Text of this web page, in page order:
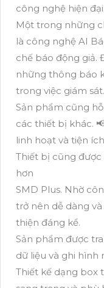
công nghệ hiện đại.
Một trong những
là công nghệ AI
chế báo động giả.
những thông báo
trong việc giám sát.
Sản phẩm cũng
các thiết bị khác.
linh hoạt và tiện
Thiết bị cũng
hơn
SMD Plus. Nhờ
trở nên dễ dàng
thiện đáng kể.
Sản phẩm được
dữ liệu và ghi hình
Thiết kế dạng box